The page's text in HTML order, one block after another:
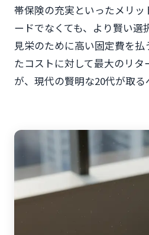
帯保険の充実といったメリッ
ードでなくても、より賢い選
見栄のために高い固定費を
たコストに対して最大のリタ
が、現代の賢明な20代が取る